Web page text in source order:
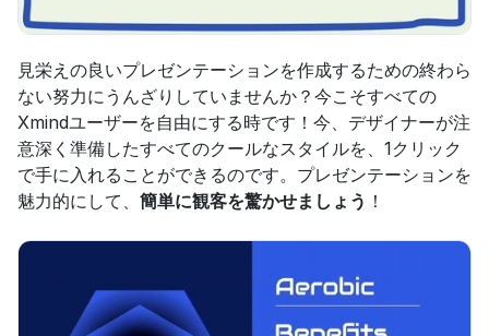
見栄えの良いプレゼンテーションを作成するための終わら
ない努力にうんざりしていませんか？今こそすべての
Xmindユーザーを自由にする時です！今、デザイナーが注
意深く準備したすべてのクールなスタイルを、1クリック
で手に入れることができるのです。プレゼンテーションを
魅力的にして、 簡単に観客を驚かせましょう ！